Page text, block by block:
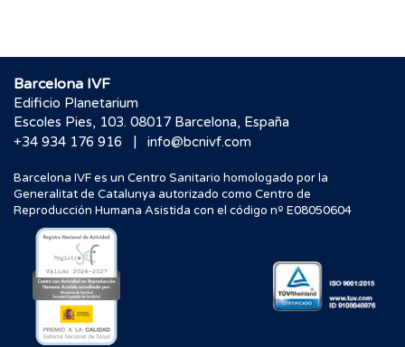
Barcelona IVF
Edificio Planetarium
Escoles Pies, 103. 08017 Barcelona, España
+34 934 176 916
| info@bcnivf.com
Barcelona IVF es un Centro Sanitario homologado por la
Generalitat de Catalunya autorizado como Centro de
Reproducción Humana Asistida con el código nº E08050604